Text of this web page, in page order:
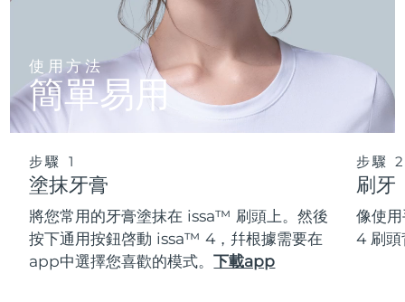
使用方法
簡單易用
步驟 1
塗抹牙膏
將您常用的牙膏塗抹在 issa™ 刷頭上。然後
按下通用按鈕啓動 issa™ 4，幷根據需要在
app中選擇您喜歡的模式。下載app
步驟
刷牙
像使
4 刷頭